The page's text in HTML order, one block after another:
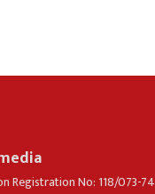
Registration No: 118/073-74